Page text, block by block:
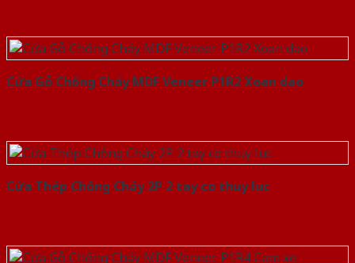
Cửa Gỗ Chống Cháy MDF Veneer P1R2 Xoan dao
Cửa Thép Chống Cháy 2P 2 tay co thuy luc